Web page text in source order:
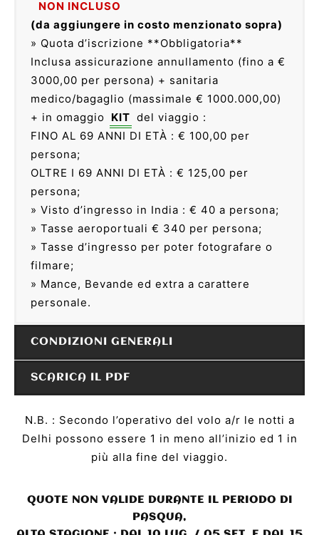
NON INCLUSO
(da aggiungere in costo menzionato sopra)
» Quota d’iscrizione **Obbligatoria**
Inclusa assicurazione annullamento (fino a €
3000,00 per persona) + sanitaria
medico/bagaglio (massimale € 1000.000,00)
+ in omaggio KIT del viaggio :
FINO AL 69 ANNI DI ETÀ : € 100,00 per
persona;
OLTRE I 69 ANNI DI ETÀ : € 125,00 per
persona;
» Visto d’ingresso in India : € 40 a persona;
» Tasse aeroportuali € 340 per persona;
» Tasse d’ingresso per poter fotografare o
filmare;
» Mance, Bevande ed extra a carattere
personale.
CONDIZIONI GENERALI
SCARICA IL PDF
N.B. : Secondo l’operativo del volo a/r le notti a
Delhi possono essere 1 in meno all’inizio ed 1 in
più alla fine del viaggio.
QUOTE NON VALIDE DURANTE IL PERIODO DI
PASQUA,